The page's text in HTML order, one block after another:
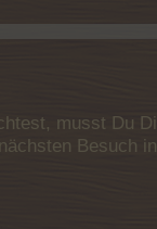
musst Du
Besuch